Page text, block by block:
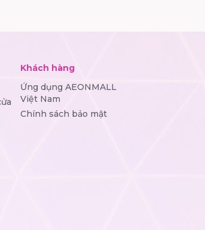
Khách hàng
Ứng dụng AEONMALL
Việt Nam
Chính sách bảo mật